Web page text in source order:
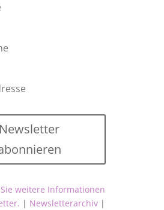
Newsletter
weitere Informationen
| Newsletterarchiv|